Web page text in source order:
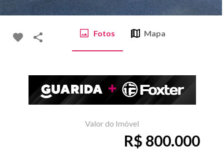
Fotos Mapa
Valor do Imóvel
R$ 800.000